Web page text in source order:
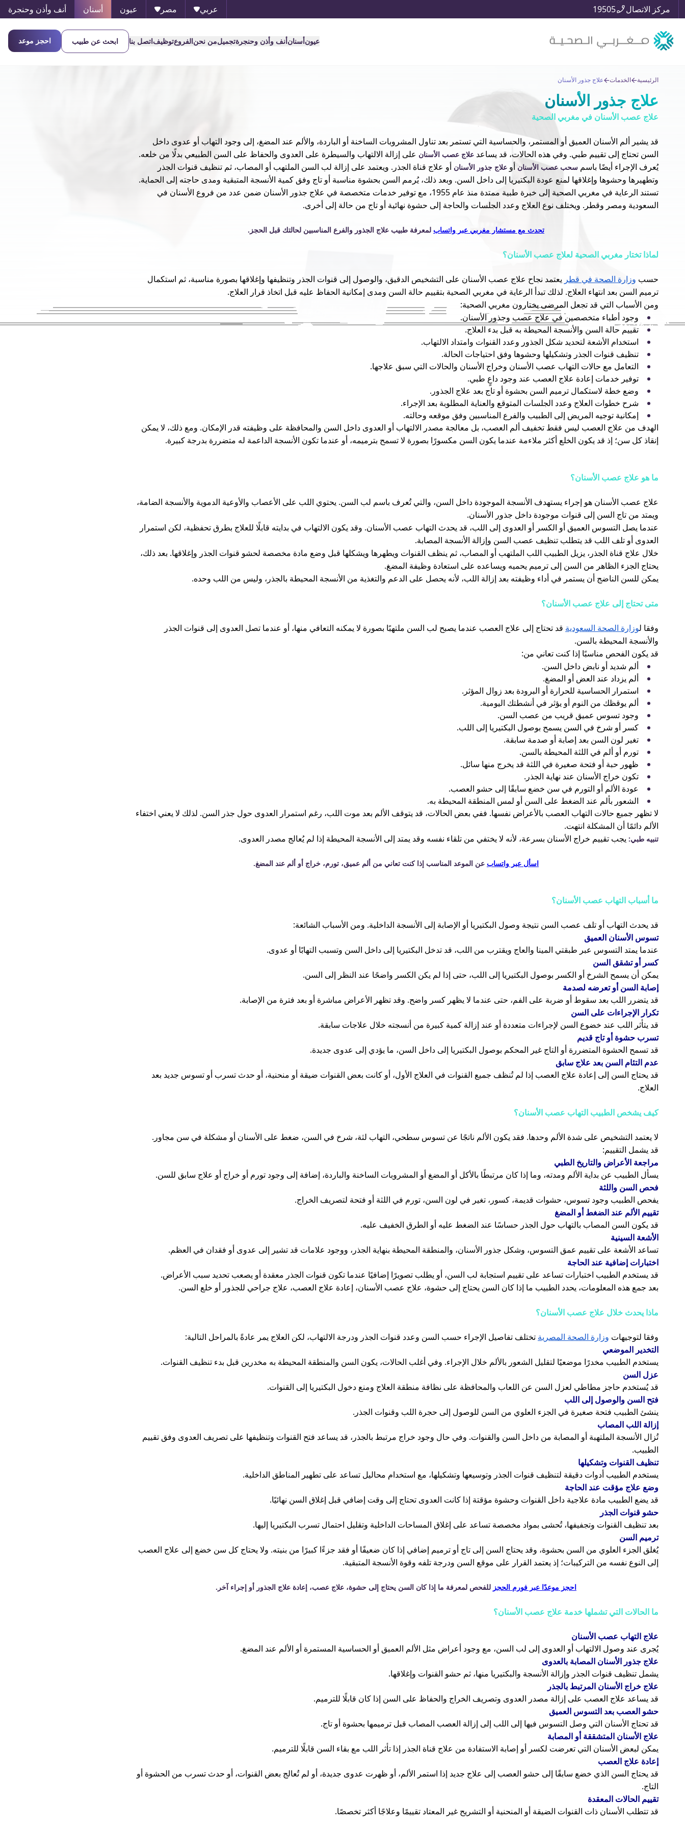
مركز الاتصال 19505 عربي مصر عيون أسنان أنف وأذن وحنجرة
عيونأسنانأنف وأذن وحنجرةتجميلمن نحنالفروعتوظيفاتصل بنا ابحث عن طبيب احجز موعد
الرئيسية الخدمات علاج جذور الأسنان
علاج جذور الأسنان
علاج عصب الأسنان في مغربي الصحية
قد يشير ألم الأسنان العميق أو المستمر، والحساسية التي تستمر بعد تناول المشروبات الساخنة أو الباردة، والألم عند المضغ، إلى وجود التهاب أو عدوى داخل
السن تحتاج إلى تقييم طبي. وفي هذه الحالات، قد يساعد علاج عصب الأسنان على إزالة الالتهاب والسيطرة على العدوى والحفاظ على السن الطبيعي بدلًا من خلعه.
يُعرف الإجراء أيضًا باسم سحب عصب الأسنان أو علاج جذور الأسنان أو علاج قناة الجذر. ويعتمد على إزالة لب السن الملتهب أو المصاب، ثم تنظيف قنوات الجذر
وتطهيرها وحشوها وإغلاقها لمنع عودة البكتيريا إلى داخل السن. وبعد ذلك، يُرمم السن بحشوة مناسبة أو تاج وفق كمية الأنسجة المتبقية ومدى حاجته إلى الحماية.
تستند الرعاية في مغربي الصحية إلى خبرة طبية ممتدة منذ عام 1955، مع توفير خدمات متخصصة في علاج جذور الأسنان ضمن عدد من فروع الأسنان في
السعودية ومصر وقطر. ويختلف نوع العلاج وعدد الجلسات والحاجة إلى حشوة نهائية أو تاج من حالة إلى أخرى.
تحدث مع مستشار مغربي عبر واتساب لمعرفة طبيب علاج الجذور والفرع المناسبين لحالتك قبل الحجز.
لماذا تختار مغربي الصحية لعلاج عصب الأسنان؟
حسب وزارة الصحة في قطر يعتمد نجاح علاج عصب الأسنان على التشخيص الدقيق، والوصول إلى قنوات الجذر وتنظيفها وإغلاقها بصورة مناسبة، ثم استكمال
ترميم السن بعد انتهاء العلاج. لذلك تبدأ الرعاية في مغربي الصحية بتقييم حالة السن ومدى إمكانية الحفاظ عليه قبل اتخاذ قرار العلاج.
ومن الأسباب التي قد تجعل المرضى يختارون مغربي الصحية:
وجود أطباء متخصصين في علاج عصب وجذور الأسنان.
تقييم حالة السن والأنسجة المحيطة به قبل بدء العلاج.
استخدام الأشعة لتحديد شكل الجذور وعدد القنوات وامتداد الالتهاب.
تنظيف قنوات الجذر وتشكيلها وحشوها وفق احتياجات الحالة.
التعامل مع حالات التهاب عصب الأسنان وخراج الأسنان والحالات التي سبق علاجها.
توفير خدمات إعادة علاج العصب عند وجود داعٍ طبي.
وضع خطة لاستكمال ترميم السن بحشوة أو تاج بعد علاج الجذور.
شرح خطوات العلاج وعدد الجلسات المتوقع والعناية المطلوبة بعد الإجراء.
إمكانية توجيه المريض إلى الطبيب والفرع المناسبين وفق موقعه وحالته.
الهدف من علاج العصب ليس فقط تخفيف ألم العصب، بل معالجة مصدر الالتهاب أو العدوى داخل السن والمحافظة على وظيفته قدر الإمكان. ومع ذلك، لا يمكن
إنقاذ كل سن؛ إذ قد يكون الخلع أكثر ملاءمة عندما يكون السن مكسورًا بصورة لا تسمح بترميمه، أو عندما تكون الأنسجة الداعمة له متضررة بدرجة كبيرة.
ما هو علاج عصب الأسنان؟
علاج عصب الأسنان هو إجراء يستهدف الأنسجة الموجودة داخل السن، والتي تُعرف باسم لب السن. يحتوي اللب على الأعصاب والأوعية الدموية والأنسجة الضامة،
ويمتد من تاج السن إلى قنوات موجودة داخل جذور الأسنان.
عندما يصل التسوس العميق أو الكسر أو العدوى إلى اللب، قد يحدث التهاب عصب الأسنان. وقد يكون الالتهاب في بدايته قابلًا للعلاج بطرق تحفظية، لكن استمرار
العدوى أو تلف اللب قد يتطلب تنظيف عصب السن وإزالة الأنسجة المصابة.
خلال علاج قناة الجذر، يزيل الطبيب اللب الملتهب أو المصاب، ثم ينظف القنوات ويطهرها ويشكلها قبل وضع مادة مخصصة لحشو قنوات الجذر وإغلاقها. بعد ذلك،
يحتاج الجزء الظاهر من السن إلى ترميم يحميه ويساعده على استعادة وظيفة المضغ.
يمكن للسن الناضج أن يستمر في أداء وظيفته بعد إزالة اللب، لأنه يحصل على الدعم والتغذية من الأنسجة المحيطة بالجذر، وليس من اللب وحده.
متى تحتاج إلى علاج عصب الأسنان؟
وفقا لوزارة الصحة السعودية قد تحتاج إلى علاج العصب عندما يصبح لب السن ملتهبًا بصورة لا يمكنه التعافي منها، أو عندما تصل العدوى إلى قنوات الجذر
والأنسجة المحيطة بالسن.
قد يكون الفحص مناسبًا إذا كنت تعاني من:
ألم شديد أو نابض داخل السن.
ألم يزداد عند العض أو المضغ.
استمرار الحساسية للحرارة أو البرودة بعد زوال المؤثر.
ألم يوقظك من النوم أو يؤثر في أنشطتك اليومية.
وجود تسوس عميق قريب من عصب السن.
كسر أو شرخ في السن يسمح بوصول البكتيريا إلى اللب.
تغير لون السن بعد إصابة أو صدمة سابقة.
تورم أو ألم في اللثة المحيطة بالسن.
ظهور حبة أو فتحة صغيرة في اللثة قد يخرج منها سائل.
تكون خراج الأسنان عند نهاية الجذر.
عودة الألم أو التورم في سن خضع سابقًا إلى حشو العصب.
الشعور بألم عند الضغط على السن أو لمس المنطقة المحيطة به.
لا تظهر جميع حالات التهاب العصب بالأعراض نفسها. ففي بعض الحالات، قد يتوقف الألم بعد موت اللب، رغم استمرار العدوى حول جذر السن. لذلك لا يعني اختفاء
الألم دائمًا أن المشكلة انتهت.
تنبيه طبي: يجب تقييم خراج الأسنان بسرعة، لأنه لا يختفي من تلقاء نفسه وقد يمتد إلى الأنسجة المحيطة إذا لم يُعالج مصدر العدوى.
اسأل عبر واتساب عن الموعد المناسب إذا كنت تعاني من ألم عميق، تورم، خراج أو ألم عند المضغ.
ما أسباب التهاب عصب الأسنان؟
قد يحدث التهاب أو تلف عصب السن نتيجة وصول البكتيريا أو الإصابة إلى الأنسجة الداخلية. ومن الأسباب الشائعة:
تسوس الأسنان العميق
عندما يمتد التسوس عبر طبقتي المينا والعاج ويقترب من اللب، قد تدخل البكتيريا إلى داخل السن وتسبب التهابًا أو عدوى.
كسر أو تشقق السن
يمكن أن يسمح الشرخ أو الكسر بوصول البكتيريا إلى اللب، حتى إذا لم يكن الكسر واضحًا عند النظر إلى السن.
إصابة السن أو تعرضه لصدمة
قد يتضرر اللب بعد سقوط أو ضربة على الفم، حتى عندما لا يظهر كسر واضح. وقد تظهر الأعراض مباشرة أو بعد فترة من الإصابة.
تكرار الإجراءات على السن
قد يتأثر اللب عند خضوع السن لإجراءات متعددة أو عند إزالة كمية كبيرة من أنسجته خلال علاجات سابقة.
تسرب حشوة أو تاج قديم
قد تسمح الحشوة المتضررة أو التاج غير المحكم بوصول البكتيريا إلى داخل السن، ما يؤدي إلى عدوى جديدة.
عدم التئام السن بعد علاج سابق
قد يحتاج السن إلى إعادة علاج العصب إذا لم تُنظف جميع القنوات في العلاج الأول، أو كانت بعض القنوات ضيقة أو منحنية، أو حدث تسرب أو تسوس جديد بعد
العلاج.
كيف يشخص الطبيب التهاب عصب الأسنان؟
لا يعتمد التشخيص على شدة الألم وحدها. فقد يكون الألم ناتجًا عن تسوس سطحي، التهاب لثة، شرخ في السن، ضغط على الأسنان أو مشكلة في سن مجاور.
قد يشمل التقييم:
مراجعة الأعراض والتاريخ الطبي
يسأل الطبيب عن بداية الألم ومدته، وما إذا كان مرتبطًا بالأكل أو المضغ أو المشروبات الساخنة والباردة، إضافة إلى وجود تورم أو خراج أو علاج سابق للسن.
فحص السن واللثة
يفحص الطبيب وجود تسوس، حشوات قديمة، كسور، تغير في لون السن، تورم في اللثة أو فتحة لتصريف الخراج.
تقييم الألم عند الضغط أو المضغ
قد يكون السن المصاب بالتهاب حول الجذر حساسًا عند الضغط عليه أو الطرق الخفيف عليه.
الأشعة السينية
تساعد الأشعة على تقييم عمق التسوس، وشكل جذور الأسنان، والمنطقة المحيطة بنهاية الجذر، ووجود علامات قد تشير إلى عدوى أو فقدان في العظم.
اختبارات إضافية عند الحاجة
قد يستخدم الطبيب اختبارات تساعد على تقييم استجابة لب السن، أو يطلب تصويرًا إضافيًا عندما تكون قنوات الجذر معقدة أو يصعب تحديد سبب الأعراض.
بعد جمع هذه المعلومات، يحدد الطبيب ما إذا كان السن يحتاج إلى حشوة، علاج عصب الأسنان، إعادة علاج العصب، علاج جراحي للجذور أو خلع السن.
ماذا يحدث خلال علاج عصب الأسنان؟
وفقا لتوجيهات وزارة الصحة المصرية تختلف تفاصيل الإجراء حسب السن وعدد قنوات الجذر ودرجة الالتهاب، لكن العلاج يمر عادةً بالمراحل التالية:
التخدير الموضعي
يستخدم الطبيب مخدرًا موضعيًا لتقليل الشعور بالألم خلال الإجراء. وفي أغلب الحالات، يكون السن والمنطقة المحيطة به مخدرين قبل بدء تنظيف القنوات.
عزل السن
قد يُستخدم حاجز مطاطي لعزل السن عن اللعاب والمحافظة على نظافة منطقة العلاج ومنع دخول البكتيريا إلى القنوات.
فتح السن والوصول إلى اللب
ينشئ الطبيب فتحة صغيرة في الجزء العلوي من السن للوصول إلى حجرة اللب وقنوات الجذر.
إزالة اللب المصاب
تُزال الأنسجة الملتهبة أو المصابة من داخل السن والقنوات. وفي حال وجود خراج مرتبط بالجذر، قد يساعد فتح القنوات وتنظيفها على تصريف العدوى وفق تقييم
الطبيب.
تنظيف القنوات وتشكيلها
يستخدم الطبيب أدوات دقيقة لتنظيف قنوات الجذر وتوسيعها وتشكيلها، مع استخدام محاليل تساعد على تطهير المناطق الداخلية.
وضع علاج مؤقت عند الحاجة
قد يضع الطبيب مادة علاجية داخل القنوات وحشوة مؤقتة إذا كانت العدوى تحتاج إلى وقت إضافي قبل إغلاق السن نهائيًا.
حشو قنوات الجذر
بعد تنظيف القنوات وتجفيفها، تُحشى بمواد مخصصة تساعد على إغلاق المساحات الداخلية وتقليل احتمال تسرب البكتيريا إليها.
ترميم السن
يُغلق الجزء العلوي من السن بحشوة، وقد يحتاج السن إلى تاج أو ترميم إضافي إذا كان ضعيفًا أو فقد جزءًا كبيرًا من بنيته. ولا يحتاج كل سن خضع إلى علاج العصب
إلى النوع نفسه من التركيبات؛ إذ يعتمد القرار على موقع السن ودرجة تلفه وقوة الأنسجة المتبقية.
احجز موعدًا عبر فورم الحجز للفحص لمعرفة ما إذا كان السن يحتاج إلى حشوة، علاج عصب، إعادة علاج الجذور أو إجراء آخر.
ما الحالات التي تشملها خدمة علاج عصب الأسنان؟
علاج التهاب عصب الأسنان
يُجرى عند وصول الالتهاب أو العدوى إلى لب السن، مع وجود أعراض مثل الألم العميق أو الحساسية المستمرة أو الألم عند المضغ.
علاج جذور الأسنان المصابة بالعدوى
يشمل تنظيف قنوات الجذر وإزالة الأنسجة والبكتيريا منها، ثم حشو القنوات وإغلاقها.
علاج خراج الأسنان المرتبط بالجذر
قد يساعد علاج العصب على إزالة مصدر العدوى وتصريف الخراج والحفاظ على السن إذا كان قابلًا للترميم.
حشو العصب بعد التسوس العميق
قد تحتاج الأسنان التي وصل التسوس فيها إلى اللب إلى إزالة العصب المصاب قبل ترميمها بحشوة أو تاج.
علاج الأسنان المتشققة أو المصابة
يمكن لبعض الأسنان التي تعرضت لكسر أو إصابة الاستفادة من علاج قناة الجذر إذا تأثر اللب مع بقاء السن قابلًا للترميم.
إعادة علاج العصب
قد يحتاج السن الذي خضع سابقًا إلى حشو العصب إلى علاج جديد إذا استمر الألم، أو ظهرت عدوى جديدة، أو لم تُعالج بعض القنوات، أو حدث تسرب من الحشوة أو
التاج.
تقييم الحالات المعقدة
قد تتطلب الأسنان ذات القنوات الضيقة أو المنحنية أو التشريح غير المعتاد تقييمًا وعلاجًا أكثر تخصصًا.